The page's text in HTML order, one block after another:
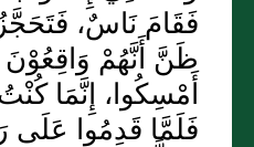
فَقَامَ نَاسٌ،
ظَنَّ أَنَّهُمْ وَاقِعُوْنَ
أَمْسِكُوا، إِنَّمَا
فَلَمَّا قَدِمُوا عَلَى